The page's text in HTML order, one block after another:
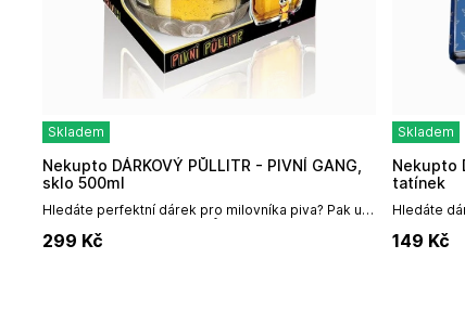
Skladem
Hledáte perfektní dárek pro milovníka piva? Pak už
- zasloužilý člen" je...
Nekupto DÁRKOVÝ PŮLLITR - PIVNÍ GANG,
sklo 500ml
299 Kč
Skladem
Hledáte
anděla je
Nekupto Dárková klíčenka Anděl - Nejlepší
tatínek
149 Kč